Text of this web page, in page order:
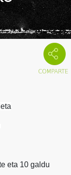
eta 10 galdu